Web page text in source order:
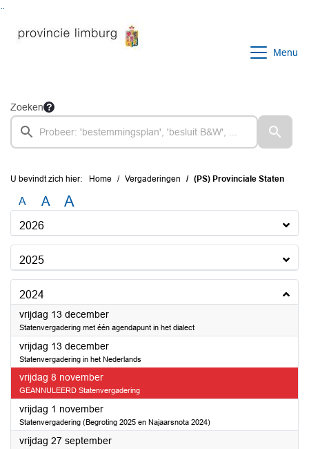
Menu
Zoeken
U bevindt zich hier: Home Vergaderingen (PS) Provinciale Staten
A A A
2026
2025
2024
vrijdag 13 december2024
Statenvergadering met één agendapunt in het dialect
vrijdag 13 december2024
Statenvergadering in het Nederlands
vrijdag 8 november2024
GEANNULEERD Statenvergadering
vrijdag 1 november2024
Statenvergadering (Begroting 2025 en Najaarsnota 2024)
vrijdag 27 september2024